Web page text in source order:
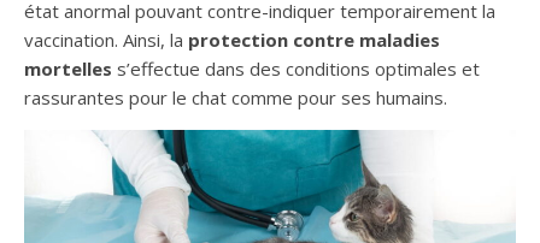
état anormal pouvant contre-indiquer temporairement la
vaccination. Ainsi, la protection contre maladies
mortelles s’effectue dans des conditions optimales et
rassurantes pour le chat comme pour ses humains.